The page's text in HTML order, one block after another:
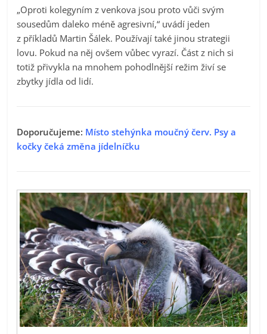
„Oproti kolegyním z venkova jsou proto vůči svým
sousedům daleko méně agresivní,“ uvádí jeden
z příkladů Martin Šálek. Používají také jinou strategii
lovu. Pokud na něj ovšem vůbec vyrazí. Část z nich si
totiž přivykla na mnohem pohodlnější režim živí se
zbytky jídla od lidí.
Doporučujeme: Místo stehýnka moučný červ. Psy a
kočky čeká změna jídelníčku